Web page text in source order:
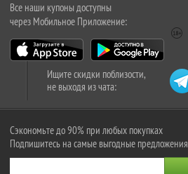
Все наши купоны доступны
через Мобильное Приложение:
Ищите скидки поблизости,
не выходя из чата:
Сэкономьте до 90% при любых покупках
Подпишитесь на самые выгодные предложения